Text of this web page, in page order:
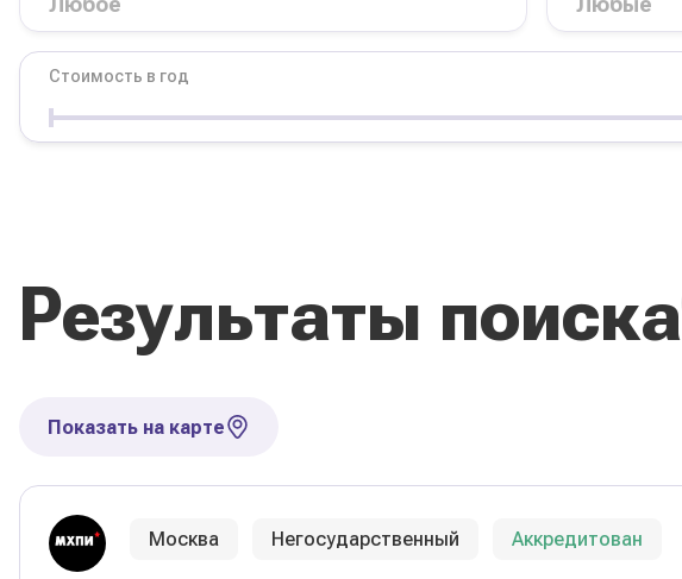
Стоимость в год
Результаты поиска
Показать на карте
Москва Негосударственный Аккредитован
колледжа
Условия Форма обучения